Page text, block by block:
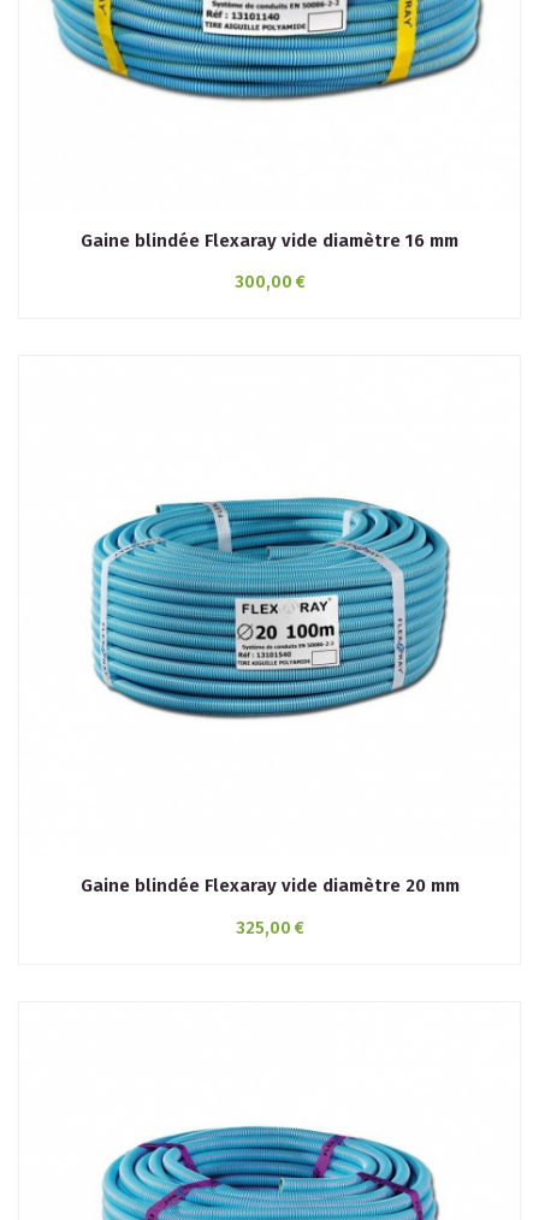
Gaine blindée Flexaray vide diamètre 16 mm
300,00 €
Gaine blindée Flexaray vide diamètre 20 mm
325,00 €